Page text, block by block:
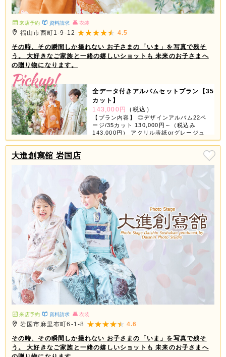
来店予約 資料請求 衣装
福山市西町1-9-12
4.5
その時、その瞬間しか撮れない お子さまの「いま」を写真で残そ
う。 大好きなご家族と一緒の嬉しいショットも 未来のお子さまへ
の贈り物になります。
全データ付きアルバムセットプラン【35
カット】
143,000円
（税込）
【プラン内容】 ◎デザインアルバム22ペ
ージ/35カット 130,000円～（税込み
143,000円） アクリル表紙orグレージュ
表紙orちりめん表紙が選べちゃう！ 【デ
ータ】 ◎スマホ対応USB 撮影全データ
付き 【商品グッズ】 ◎6つの中から3つ選
フレーム（大・小2個） ③ホワイトフレー
ム（4コマ） ④フォトブロック（4個） ⑤
タテフレーム（大・小2個） ⑥A3プリン
ト 2ページ3カット追加で11,000円（税込
み12,100円） ※全データ付きアルバムセ
ットはお一人様写し対象です。
大進創寫舘 岩国店
来店予約 資料請求 衣装
岩国市麻里布町6-1-8
4.6
その時、その瞬間しか撮れない お子さまの「いま」を写真で残そ
う。 大好きなご家族と一緒の嬉しいショットも 未来のお子さまへ